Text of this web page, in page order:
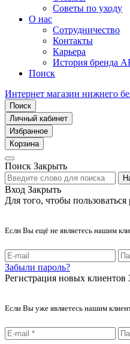
Советы по уходу
О нас
Сотрудничество
Контакты
Карьера
История бренда
Поиск
Интернет магазин нижнего
Поиск
Личный кабинет
Избранное
Корзина
Поиск Закрыть
Вход Закрыть
Для того, чтобы
Если Вы ещё не являетесь нашим
Забыли пароль?
Регистрация новых клиентов
Если Вы уже являетесь нашим